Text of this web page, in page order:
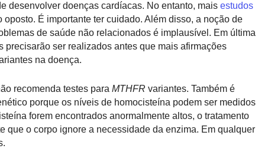
desenvolver doenças cardíacas. No entanto, mais estudos
É importante ter cuidado. Além disso, a noção de
de saúde não relacionados é implausível. Em última
ser realizados antes que mais afirmações
na doença.
recomenda testes para MTHFR variantes. Também é
porque os níveis de homocisteína podem ser medidos
forem encontrados anormalmente altos, o tratamento
que o corpo ignore a necessidade da enzima. Em qualquer